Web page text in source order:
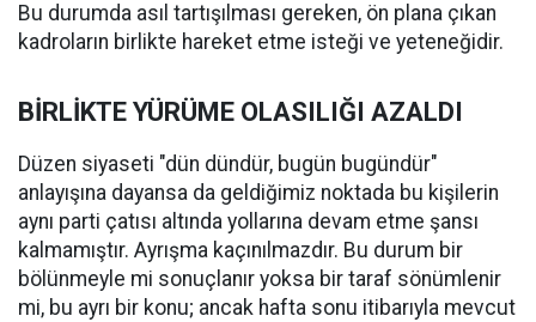
Bu durumda asıl tartışılması gereken, ön plana çıkan
kadroların birlikte hareket etme isteği ve yeteneğidir.
BİRLİKTE YÜRÜME OLASILIĞI AZALDI
Düzen siyaseti "dün dündür, bugün bugündür"
anlayışına dayansa da geldiğimiz noktada bu kişilerin
aynı parti çatısı altında yollarına devam etme şansı
kalmamıştır. Ayrışma kaçınılmazdır. Bu durum bir
bölünmeyle mi sonuçlanır yoksa bir taraf sönümlenir
mi, bu ayrı bir konu; ancak hafta sonu itibarıyla mevcut